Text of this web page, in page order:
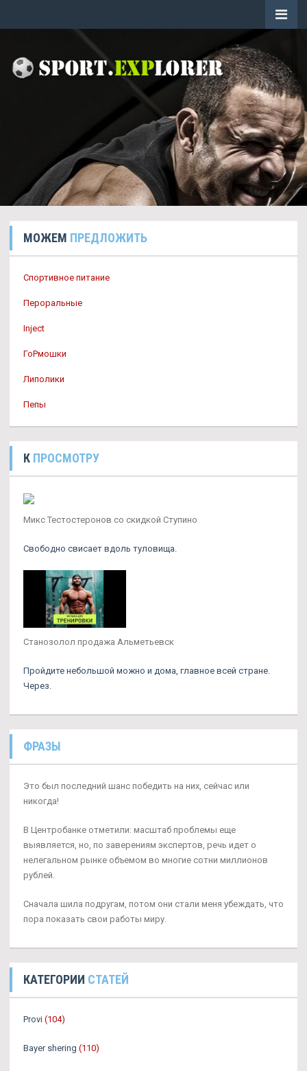
МОЖЕМ ПРЕДЛОЖИТЬ
Спортивное питание
Пероральные
Inject
ГоРмошки
Липолики
Пепы
К ПРОСМОТРУ
Микс Тестостеронов со скидкой Ступино
Свободно свисает вдоль туловища.
Станозолол продажа Альметьевск
Пройдите небольшой можно и дома, главное всей стране.
Через.
ФРАЗЫ
Это был последний шанс победить на них, сейчас или
никогда!
В Центробанке отметили: масштаб проблемы еще
выявляется, но, по заверениям экспертов, речь идет о
нелегальном рынке объемом во многие сотни миллионов
рублей.
Сначала шила подругам, потом они стали меня убеждать, что
пора показать свои работы миру.
КАТЕГОРИИ СТАТЕЙ
Provi (104)
Bayer shering (110)